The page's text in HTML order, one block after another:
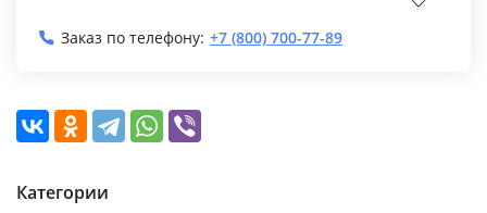
Заказ по телефону: +7 (800) 700-77-89
Категории